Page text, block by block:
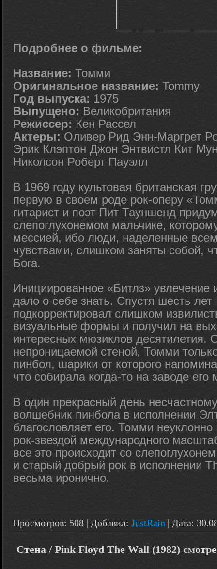
Подробнее о фильме:
Название: Томми
Оригинальное название: Tommy
Год выпуска: 1975
Выпущено: Великобритания
Режиссер: Кен Рассел
Актеры: Оливер Рид Энн-Маргрет
Эрик Клэптон Джон Энтвистл Кит
Николсон Роберт Пауэлл
В 1969 году культовая британская
первую в своем роде рок-оперу
гитарист и поэт Пит Тауншенд
слепоглухонемом мальчике,
мессией, ибо люди, наделенные
чувствами, слишком заняты собой,
Бога.
Инициированное «Битлз»
дало о себе знать. Спустя шесть лет
подкорректировал слишком
визуальные формы и получил на
интересных мюзиклов десятилетия.
непроницаемой стеной, Томми
пинбол, шарики от которого
что собирала когда-то на заводе его
В один прекрасный день
волшебник пинбола в исполнении
благословляет его. Томми
рок-звездой международного
все это происходит со
и старый добрый рок в исполнении
весьма иронично.
Просмотров: 508 | Добавил: JustRain | Дата:
Стена / Pink Floyd The Wall (1982)